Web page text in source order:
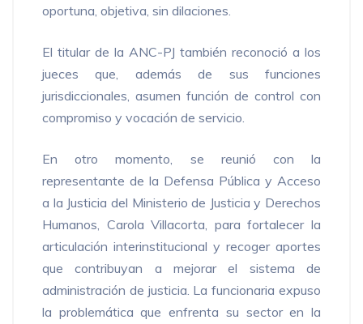
oportuna, objetiva, sin dilaciones.
El titular de la ANC-PJ también reconoció a los
jueces que, además de sus funciones
jurisdiccionales, asumen función de control con
compromiso y vocación de servicio.
En otro momento, se reunió con la
representante de la Defensa Pública y Acceso
a la Justicia del Ministerio de Justicia y Derechos
Humanos, Carola Villacorta, para fortalecer la
articulación interinstitucional y recoger aportes
que contribuyan a mejorar el sistema de
administración de justicia. La funcionaria expuso
la problemática que enfrenta su sector en la